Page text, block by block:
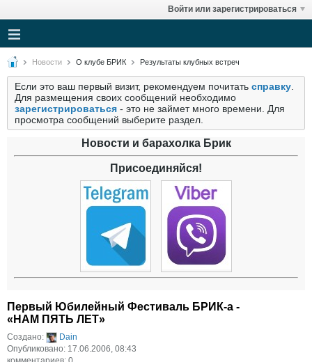
Войти или зарегистрироваться
Новости О клубе БРИК Результаты клубных встреч
Если это ваш первый визит, рекомендуем почитать справку
Для размещения своих сообщений необходимо
зарегистрироваться - это не займет много времени. Для
просмотра сообщений выберите раздел.
Новости и барахолка Брик
Присоединяйся!
Первый Юбилейный Фестиваль БРИК-а -
«НАМ ПЯТЬ ЛЕТ»
Создано:
Dain
Опубликовано: 17.06.2006, 08:43